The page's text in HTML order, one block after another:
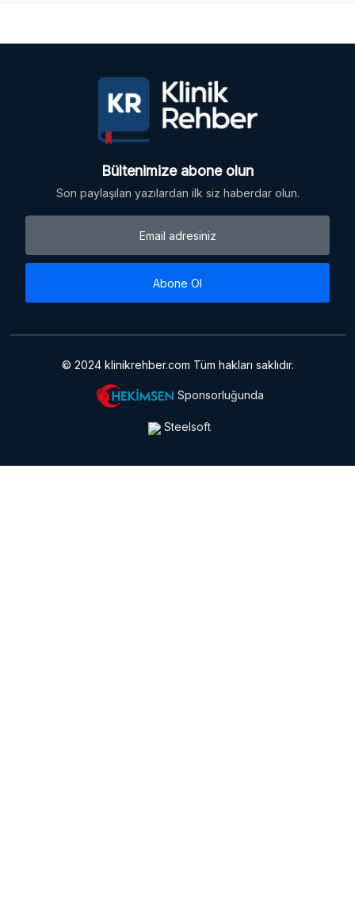
Bültenimize abone olun
Son paylaşılan yazılardan ilk siz haberdar olun.
Abone Ol
© 2024 klinikrehber.com Tüm hakları saklıdır.
Sponsorluğunda
Steelsoft